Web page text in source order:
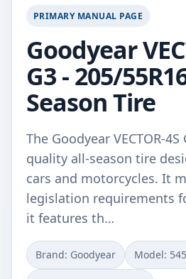
PRIMARY MANUAL PAGE
Goodyear
G3 - 205/
Season Tire
The Goodyear VECTOR-
quality all-season tire
cars and motorcycles. It
legislation requirements
it features th…
Brand: Goodyear Model: